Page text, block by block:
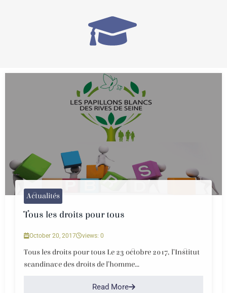
Actualités
Tous les droits pour tous
October 20, 2017 views: 0
Tous les droits pour tous Le 23 octobre 2017, l’Institut
scandinave des droits de l’homme...
Read More